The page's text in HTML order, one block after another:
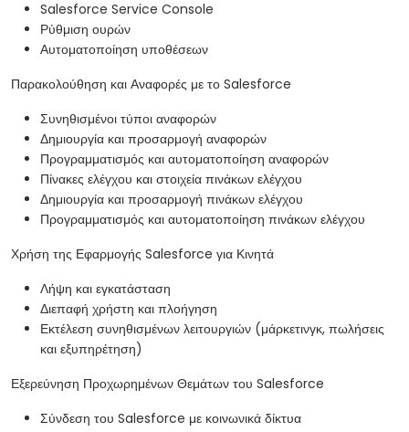
Salesforce Service Console
Ρύθμιση ουρών
Αυτοματοποίηση υποθέσεων
Παρακολούθηση και Αναφορές με το Salesforce
Συνηθισμένοι τύποι αναφορών
Δημιουργία και προσαρμογή αναφορών
Προγραμματισμός και αυτοματοποίηση αναφορών
Πίνακες ελέγχου και στοιχεία πινάκων ελέγχου
Δημιουργία και προσαρμογή πινάκων ελέγχου
Προγραμματισμός και αυτοματοποίηση πινάκων ελέγχου
Χρήση της Εφαρμογής Salesforce για Κινητά
Λήψη και εγκατάσταση
Διεπαφή χρήστη και πλοήγηση
Εκτέλεση συνηθισμένων λειτουργιών (μάρκετινγκ, πωλήσεις
και εξυπηρέτηση)
Εξερεύνηση Προχωρημένων Θεμάτων του Salesforce
Σύνδεση του Salesforce με κοινωνικά δίκτυα